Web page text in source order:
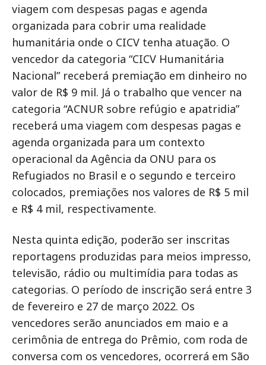
viagem com despesas pagas e agenda
organizada para cobrir uma realidade
humanitária onde o CICV tenha atuação. O
vencedor da categoria “CICV Humanitária
Nacional” receberá premiação em dinheiro no
valor de R$ 9 mil. Já o trabalho que vencer na
categoria “ACNUR sobre refúgio e apatridia”
receberá uma viagem com despesas pagas e
agenda organizada para um contexto
operacional da Agência da ONU para os
Refugiados no Brasil e o segundo e terceiro
colocados, premiações nos valores de R$ 5 mil
e R$ 4 mil, respectivamente.
Nesta quinta edição, poderão ser inscritas
reportagens produzidas para meios impresso,
televisão, rádio ou multimídia para todas as
categorias. O período de inscrição será entre 3
de fevereiro e 27 de março 2022. Os
vencedores serão anunciados em maio e a
cerimônia de entrega do Prêmio, com roda de
conversa com os vencedores, ocorrerá em São